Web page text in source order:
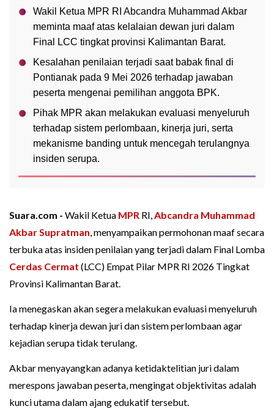
Wakil Ketua MPR RI Abcandra Muhammad Akbar
meminta maaf atas kelalaian dewan juri dalam
Final LCC tingkat provinsi Kalimantan Barat.
Kesalahan penilaian terjadi saat babak final di
Pontianak pada 9 Mei 2026 terhadap jawaban
peserta mengenai pemilihan anggota BPK.
Pihak MPR akan melakukan evaluasi menyeluruh
terhadap sistem perlombaan, kinerja juri, serta
mekanisme banding untuk mencegah terulangnya
insiden serupa.
Suara.com - Wakil Ketua MPR RI,Abcandra Muhammad
Akbar Supratman, menyampaikan permohonan maaf secara
terbuka atas insiden penilaian yang terjadi dalam Final Lomba
Cerdas Cermat (LCC) Empat Pilar MPR RI 2026 Tingkat
Provinsi Kalimantan Barat.
Ia menegaskan akan segera melakukan evaluasi menyeluruh
terhadap kinerja dewan juri dan sistem perlombaan agar
kejadian serupa tidak terulang.
Akbar menyayangkan adanya ketidaktelitian juri dalam
merespons jawaban peserta, mengingat objektivitas adalah
kunci utama dalam ajang edukatif tersebut.